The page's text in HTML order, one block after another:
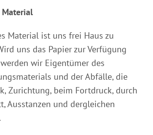
Material
Material ist uns frei Haus zu
uns das Papier zur Verfügung
wir Eigentümer des
und der Abfälle, die
Zurichtung, beim Fortdruck, durch
Ausstanzen und dergleichen